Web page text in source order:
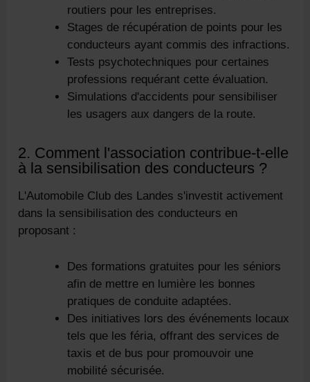
routiers pour les entreprises.
Stages de récupération de points pour les
conducteurs ayant commis des infractions.
Tests psychotechniques pour certaines
professions requérant cette évaluation.
Simulations d'accidents pour sensibiliser
les usagers aux dangers de la route.
2. Comment l'association contribue-t-elle
à la sensibilisation des conducteurs ?
L'Automobile Club des Landes s'investit activement
dans la sensibilisation des conducteurs en
proposant :
Des formations gratuites pour les séniors
afin de mettre en lumière les bonnes
pratiques de conduite adaptées.
Des initiatives lors des événements locaux
tels que les féria, offrant des services de
taxis et de bus pour promouvoir une
mobilité sécurisée.